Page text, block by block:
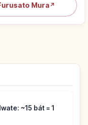
Mura ↗
~15 bát = 1